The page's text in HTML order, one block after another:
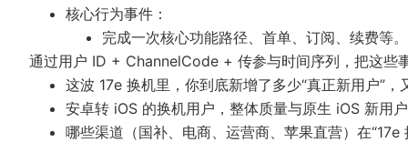
核心行为事件：
完成一次核心功能路径、首单、订阅、续费等。
通过用户 ID + ChannelCode + 传参与时间序列，把这些
这波 17e 换机里，你到底新增了多少“真正新用户”，
安卓转 iOS 的换机用户，整体质量与原生 iOS 新用
哪些渠道（国补、电商、运营商、苹果直营）在